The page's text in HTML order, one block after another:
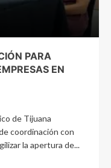
PARA
EN
de Tijuana
coordinación con
la apertura de...